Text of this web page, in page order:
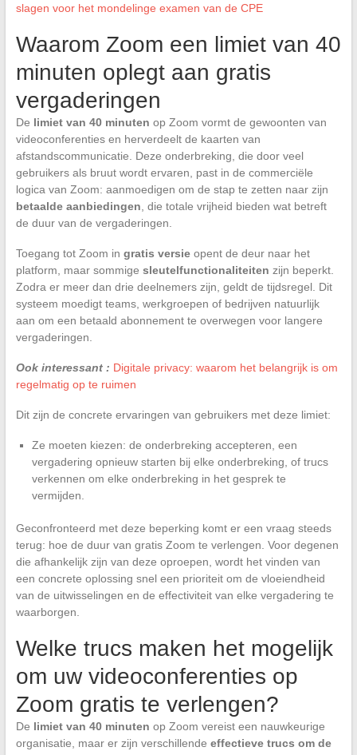
slagen voor het mondelinge examen van de CPE
Waarom Zoom een limiet van 40
minuten oplegt aan gratis
vergaderingen
De limiet van 40 minuten op Zoom vormt de gewoonten van
videoconferenties en herverdeelt de kaarten van
afstandscommunicatie. Deze onderbreking, die door veel
gebruikers als bruut wordt ervaren, past in de commerciële
logica van Zoom: aanmoedigen om de stap te zetten naar zijn
betaalde aanbiedingen , die totale vrijheid bieden wat betreft
de duur van de vergaderingen.
Toegang tot Zoom in gratis versieopent de deur naar het
platform, maar sommige sleutelfunctionaliteiten zijn beperkt.
Zodra er meer dan drie deelnemers zijn, geldt de tijdsregel. Dit
systeem moedigt teams, werkgroepen of bedrijven natuurlijk
aan om een betaald abonnement te overwegen voor langere
vergaderingen.
Ook interessant : Digitale privacy: waarom het belangrijk is om
regelmatig op te ruimen
Dit zijn de concrete ervaringen van gebruikers met deze limiet:
Ze moeten kiezen: de onderbreking accepteren, een
vergadering opnieuw starten bij elke onderbreking, of trucs
verkennen om elke onderbreking in het gesprek te
vermijden.
Geconfronteerd met deze beperking komt er een vraag steeds
terug: hoe de duur van gratis Zoom te verlengen. Voor degenen
die afhankelijk zijn van deze oproepen, wordt het vinden van
een concrete oplossing snel een prioriteit om de vloeiendheid
van de uitwisselingen en de effectiviteit van elke vergadering te
waarborgen.
Welke trucs maken het mogelijk
om uw videoconferenties op
Zoom gratis te verlengen?
De limiet van 40 minuten op Zoom vereist een nauwkeurige
organisatie, maar er zijn verschillende effectieve trucs om de